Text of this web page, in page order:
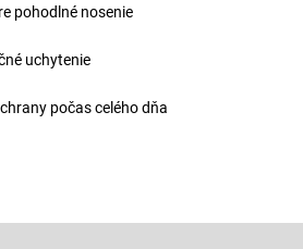
pohodlné nosenie
uchytenie
počas celého dňa